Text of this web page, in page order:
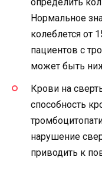
Нормальное
колеблется от
пациентов с
может быть
Крови на
способность
нарушение
приводить к